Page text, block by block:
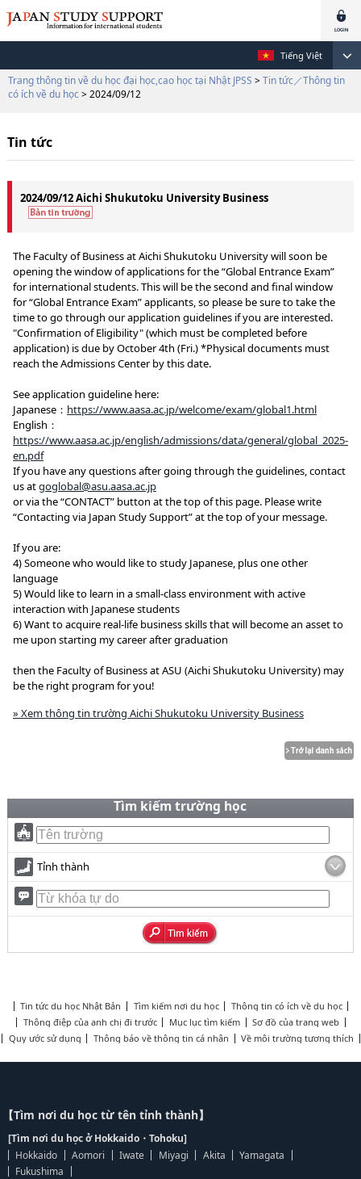
Tiếng Việt
Trang thông tin về du học đại học,cao học tại Nhật JPSS > Tin tức／Thông tin
có ích về du học > 2024/09/12
Tin tức
2024/09/12 Aichi Shukutoku University Business
The Faculty of Business at Aichi Shukutoku University will soon be
opening the window of applications for the “Global Entrance Exam”
for international students. This will be the second and final window
for “Global Entrance Exam” applicants, so please be sure to take the
time to go through our application guidelines if you are interested.
"Confirmation of Eligibility" (which must be completed before
application) is due by October 4th (Fri.) *Physical documents must
reach the Admissions Center by this date.
See application guideline here:
Japanese： https://www.aasa.ac.jp/welcome/exam/global1.html
English：
https://www.aasa.ac.jp/english/admissions/data/general/global_2025-
en.pdf
If you have any questions after going through the guidelines, contact
us atgoglobal@asu.aasa.ac.jp
or via the “CONTACT” button at the top of this page. Please write
“Contacting via Japan Study Support” at the top of your message.
If you are:
4) Someone who would like to study Japanese, plus one other
language
5) Would like to learn in a small-class environment with active
interaction with Japanese students
6) Want to acquire real-life business skills that will become an asset to
me upon starting my career after graduation
then the Faculty of Business at ASU (Aichi Shukutoku University) may
be the right program for you!
» Xem thông tin trường Aichi Shukutoku University Business
Tìm kiếm trường học
Tỉnh thành
Tin tức du học Nhật Bản Tìm kiếm nơi du học
Thông tin có ích về du học
Thông điệp của anh chị đi trước
Mục lục tìm kiếm
Sơ đồ của trang web
Quy ước sử dụng
Thông báo về thông tin cá nhân Về môi trường tương thích
【Tìm nơi du học từ tên tỉnh thành】
[Tìm nơi du học ở Hokkaido・Tohoku]
Hokkaido
Aomori Iwate Miyagi Akita
Yamagata
Fukushima